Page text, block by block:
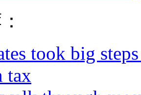
took big
tax